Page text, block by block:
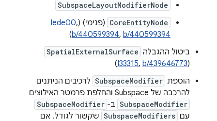
SubspaceLayoutModifierNode
CoreEntityNode (פנימי) ( Iede00,
b/440599394, b/440599394
)
ביטול ההגבלה SpatialExternalSurface
(
I33315, b/439646773
)
הוספת SubspaceModifier לרכיבים הניתנים
להרכבה של Subspace והחלפת פרמטר האילוצים
SubspaceModifier ב- SubspaceModifier
עם SubspaceModifiers שקשור לגודל. אם